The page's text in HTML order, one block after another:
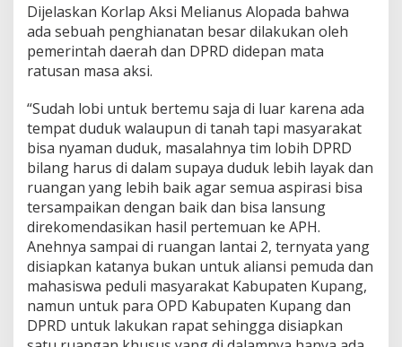
Dijelaskan Korlap Aksi Melianus Alopada bahwa
ada sebuah penghianatan besar dilakukan oleh
pemerintah daerah dan DPRD didepan mata
ratusan masa aksi.
“Sudah lobi untuk bertemu saja di luar karena ada
tempat duduk walaupun di tanah tapi masyarakat
bisa nyaman duduk, masalahnya tim lobih DPRD
bilang harus di dalam supaya duduk lebih layak dan
ruangan yang lebih baik agar semua aspirasi bisa
tersampaikan dengan baik dan bisa lansung
direkomendasikan hasil pertemuan ke APH.
Anehnya sampai di ruangan lantai 2, ternyata yang
disiapkan katanya bukan untuk aliansi pemuda dan
mahasiswa peduli masyarakat Kabupaten Kupang,
namun untuk para OPD Kabupaten Kupang dan
DPRD untuk lakukan rapat sehingga disiapkan